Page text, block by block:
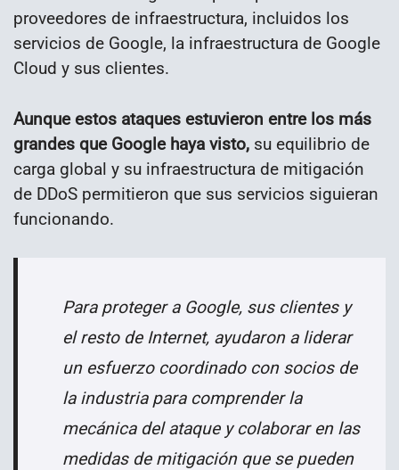
proveedores de infraestructura, incluidos los
servicios de Google, la infraestructura de Google
Cloud y sus clientes.
Aunque estos ataques estuvieron entre los más
grandes que Google haya visto, su equilibrio de
carga global y su infraestructura de mitigación
de DDoS permitieron que sus servicios siguieran
funcionando.
Para proteger a Google, sus clientes y
el resto de Internet, ayudaron a liderar
un esfuerzo coordinado con socios de
la industria para comprender la
mecánica del ataque y colaborar en las
medidas de mitigación que se pueden